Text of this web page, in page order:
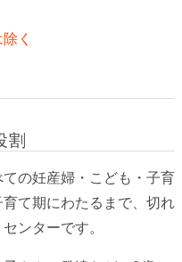
く
割
の妊産婦・こども・子育
て期にわたるまで、切れ
ンターです。